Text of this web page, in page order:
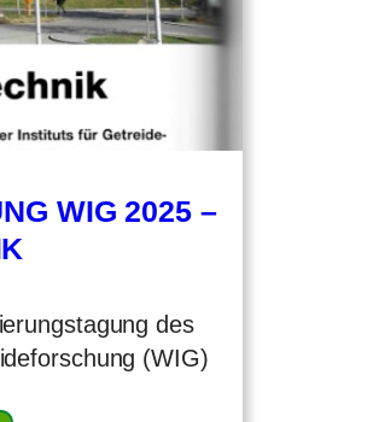
WIG 2025 –
des
(WIG)